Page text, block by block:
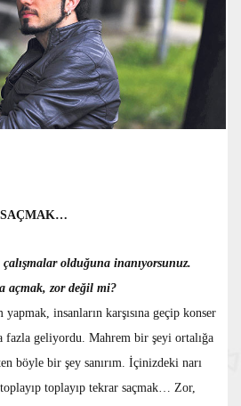
olduğuna inanıyorsunuz.
açmak, zor değil mi?
insanların karşısına geçip konser
fazla geliyordu. Mahrem bir şeyi ortalığa
böyle bir şey sanırım. İçinizdeki narı
toplayıp tekrar saçmak… Zor,